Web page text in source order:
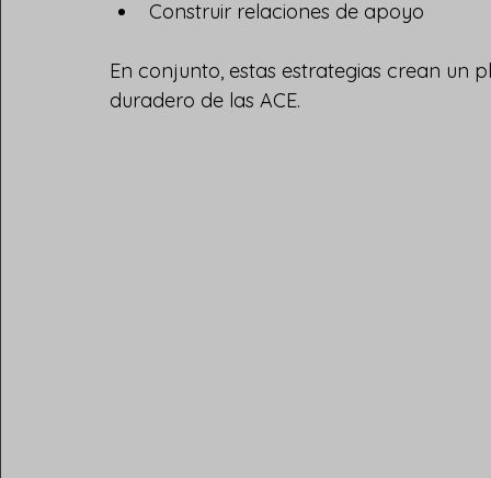
Construir relaciones de apoyo
En conjunto, estas estrategias crean
duradero de las ACE.